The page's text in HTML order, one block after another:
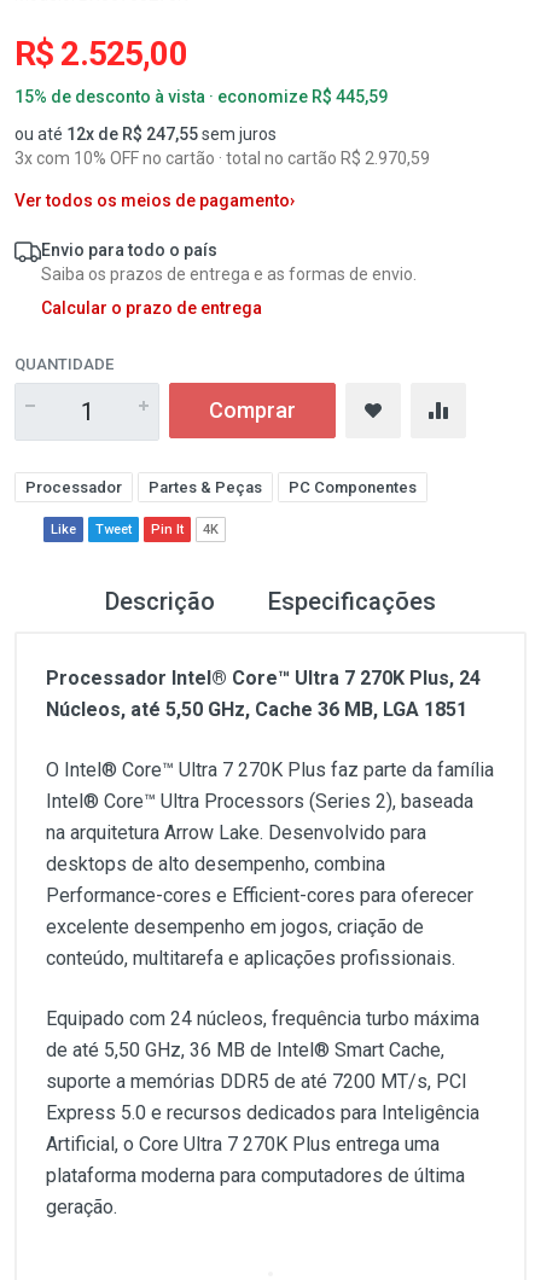
R$ 2.525,00
15% de desconto à vista · economize R$ 445,59
ou até 12x de R$ 247,55sem juros
3x com 10% OFF no cartão · total no cartão R$ 2.970,59
Ver todos os meios de pagamento›
Envio para todo o país
Saiba os prazos de entrega e as formas de envio.
Calcular o prazo de entrega
QUANTIDADE
Comprar
Processador Partes & Peças PC Componentes
Like Tweet Pin It 4K
Descrição Especificações
Processador Intel® Core™ Ultra 7 270K Plus, 24
Núcleos, até 5,50 GHz, Cache 36 MB, LGA 1851
O Intel® Core™ Ultra 7 270K Plus faz parte da família
Intel® Core™ Ultra Processors (Series 2), baseada
na arquitetura Arrow Lake. Desenvolvido para
desktops de alto desempenho, combina
Performance-cores e Efficient-cores para oferecer
excelente desempenho em jogos, criação de
conteúdo, multitarefa e aplicações profissionais.
Equipado com 24 núcleos, frequência turbo máxima
de até 5,50 GHz, 36 MB de Intel® Smart Cache,
suporte a memórias DDR5 de até 7200 MT/s, PCI
Express 5.0 e recursos dedicados para Inteligência
Artificial, o Core Ultra 7 270K Plus entrega uma
plataforma moderna para computadores de última
geração.